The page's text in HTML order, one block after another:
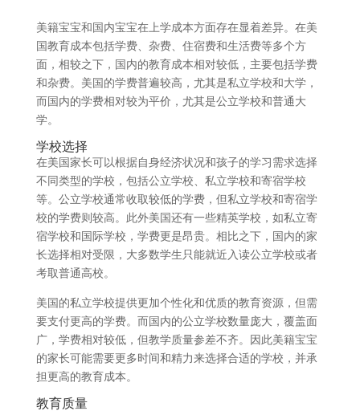
美籍宝宝和国内宝宝在上学成本方面存在显着差异。在美
国教育成本包括学费、杂费、住宿费和生活费等多个方
面，相较之下，国内的教育成本相对较低，主要包括学费
和杂费。美国的学费普遍较高，尤其是私立学校和大学，
而国内的学费相对较为平价，尤其是公立学校和普通大
学。
学校选择
在美国家长可以根据自身经济状况和孩子的学习需求选择
不同类型的学校，包括公立学校、私立学校和寄宿学校
等。公立学校通常收取较低的学费，但私立学校和寄宿学
校的学费则较高。此外美国还有一些精英学校，如私立寄
宿学校和国际学校，学费更是昂贵。相比之下，国内的家
长选择相对受限，大多数学生只能就近入读公立学校或者
考取普通高校。
美国的私立学校提供更加个性化和优质的教育资源，但需
要支付更高的学费。而国内的公立学校数量庞大，覆盖面
广，学费相对较低，但教学质量参差不齐。因此美籍宝宝
的家长可能需要更多时间和精力来选择合适的学校，并承
担更高的教育成本。
教育质量